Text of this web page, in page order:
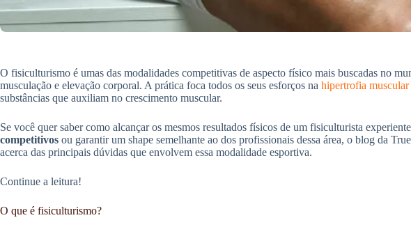
O fisiculturismo é umas das modalidades competitivas de aspecto físico mais buscadas no
musculação e elevação corporal. A prática foca todos os seus esforços na hipertrofia muscular
substâncias que auxiliam no crescimento muscular.
Se você quer saber como alcançar os mesmos resultados físicos de um fisiculturista
competitivos ou garantir um shape semelhante ao dos profissionais dessa área, o blog da
acerca das principais dúvidas que envolvem essa modalidade esportiva.
Continue a leitura!
O que é fisiculturismo?